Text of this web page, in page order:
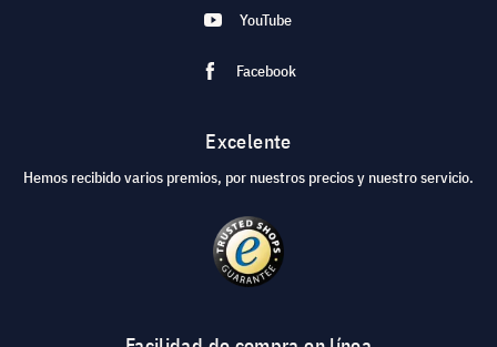
YouTube
Facebook
Excelente
Hemos recibido varios premios, por nuestros precios y nuestro servicio.